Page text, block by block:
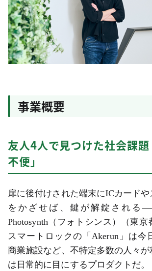
事業概要
友人4人で見つけた社会課題
不便」
扉に後付けされた端末にICカード
をかざせば、鍵が解錠される
Photosynth（フォトシンス）（東
スマートロックの「Akerun」は今
商業施設など、不特定多数の人々
は日常的に目にするプロダクトだ。